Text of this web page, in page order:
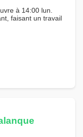
à 14:00 lun.
faisant un travail